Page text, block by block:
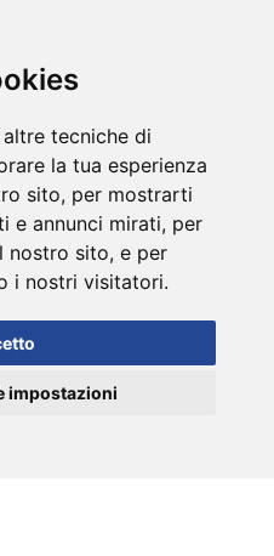
tecniche di
la tua esperienza
sito, per mostrarti
e annunci mirati, per
nostro sito, e per
i nostri visitatori.
impostazioni